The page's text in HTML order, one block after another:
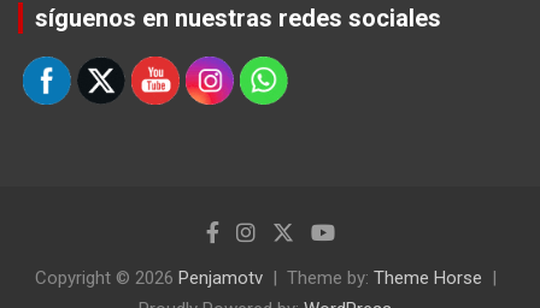
síguenos en nuestras redes sociales
Copyright © 2026 Penjamotv Theme by: Theme Horse